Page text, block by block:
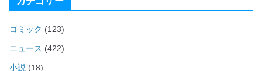
コミック (123)
ニュース (422)
小説 (18)